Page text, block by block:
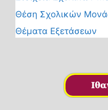
Θέση Σχολικών
Θέματα Εξετάσεων